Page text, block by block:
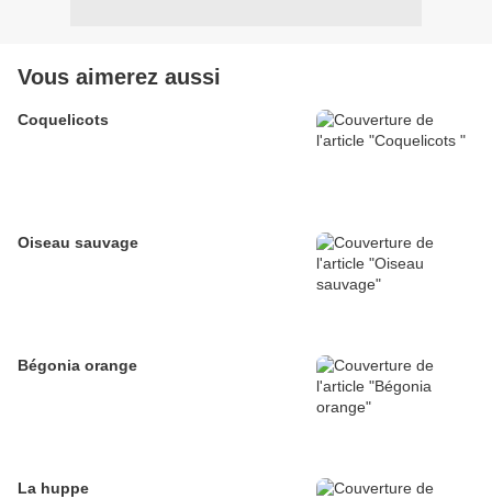
Vous aimerez aussi
Coquelicots
Oiseau sauvage
Bégonia orange
La huppe